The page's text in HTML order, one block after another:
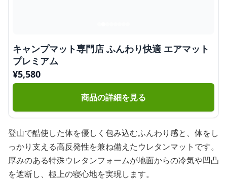
キャンプマット専門店 ふんわり快適 エアマット
プレミアム
¥5,580
商品の詳細を見る
登山で酷使した体を優しく包み込むふんわり感と、体をし
っかり支える高反発性を兼ね備えたウレタンマットです。
厚みのある特殊ウレタンフォームが地面からの冷気や凹凸
を遮断し、極上の寝心地を実現します。